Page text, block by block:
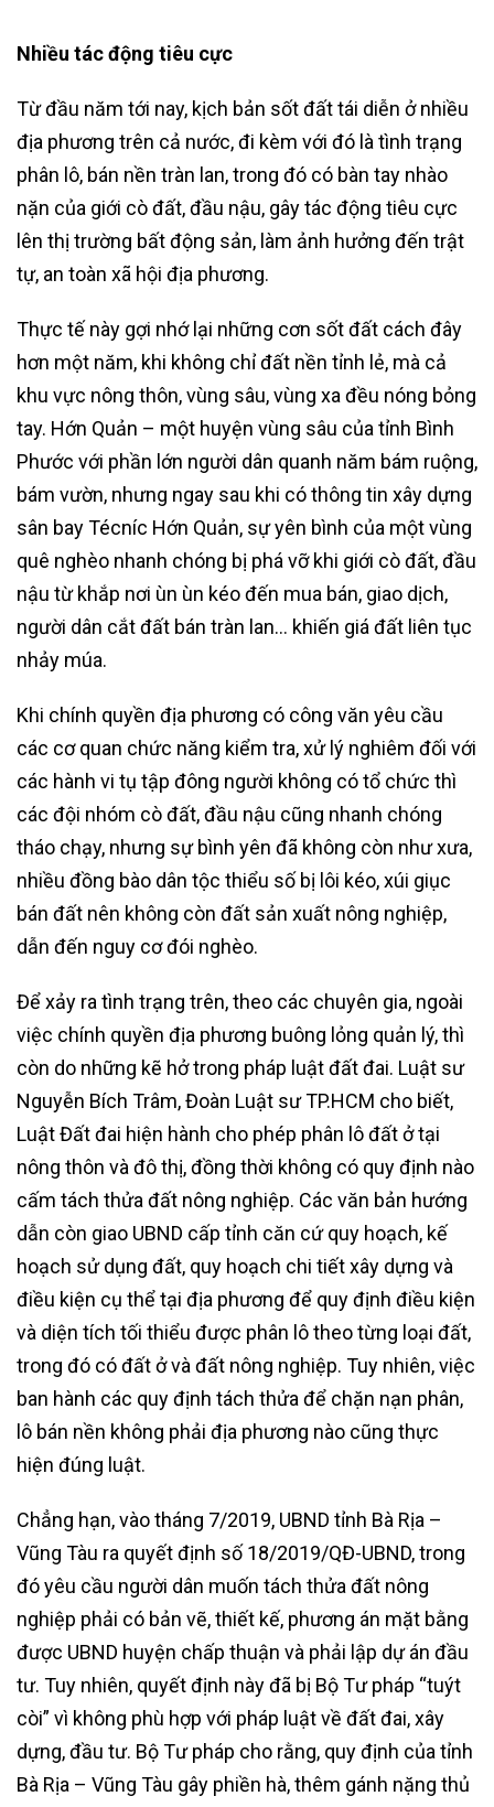
Nhiều tác động tiêu cực
Từ đầu năm tới nay, kịch bản sốt đất tái diễn ở nhiều
địa phương trên cả nước, đi kèm với đó là tình trạng
phân lô, bán nền tràn lan, trong đó có bàn tay nhào
nặn của giới cò đất, đầu nậu, gây tác động tiêu cực
lên thị trường bất động sản, làm ảnh hưởng đến trật
tự, an toàn xã hội địa phương.
Thực tế này gợi nhớ lại những cơn sốt đất cách đây
hơn một năm, khi không chỉ đất nền tỉnh lẻ, mà cả
khu vực nông thôn, vùng sâu, vùng xa đều nóng bỏng
tay. Hớn Quản – một huyện vùng sâu của tỉnh Bình
Phước với phần lớn người dân quanh năm bám ruộng,
bám vườn, nhưng ngay sau khi có thông tin xây dựng
sân bay Técníc Hớn Quản, sự yên bình của một vùng
quê nghèo nhanh chóng bị phá vỡ khi giới cò đất, đầu
nậu từ khắp nơi ùn ùn kéo đến mua bán, giao dịch,
người dân cắt đất bán tràn lan… khiến giá đất liên tục
nhảy múa.
Khi chính quyền địa phương có công văn yêu cầu
các cơ quan chức năng kiểm tra, xử lý nghiêm đối với
các hành vi tụ tập đông người không có tổ chức thì
các đội nhóm cò đất, đầu nậu cũng nhanh chóng
tháo chạy, nhưng sự bình yên đã không còn như xưa,
nhiều đồng bào dân tộc thiểu số bị lôi kéo, xúi giục
bán đất nên không còn đất sản xuất nông nghiệp,
dẫn đến nguy cơ đói nghèo.
Để xảy ra tình trạng trên, theo các chuyên gia, ngoài
việc chính quyền địa phương buông lỏng quản lý, thì
còn do những kẽ hở trong pháp luật đất đai. Luật sư
Nguyễn Bích Trâm, Đoàn Luật sư TP.HCM cho biết,
Luật Đất đai hiện hành cho phép phân lô đất ở tại
nông thôn và đô thị, đồng thời không có quy định nào
cấm tách thửa đất nông nghiệp. Các văn bản hướng
dẫn còn giao UBND cấp tỉnh căn cứ quy hoạch, kế
hoạch sử dụng đất, quy hoạch chi tiết xây dựng và
điều kiện cụ thể tại địa phương để quy định điều kiện
và diện tích tối thiểu được phân lô theo từng loại đất,
trong đó có đất ở và đất nông nghiệp. Tuy nhiên, việc
ban hành các quy định tách thửa để chặn nạn phân,
lô bán nền không phải địa phương nào cũng thực
hiện đúng luật.
Chẳng hạn, vào tháng 7/2019, UBND tỉnh Bà Rịa –
Vũng Tàu ra quyết định số 18/2019/QĐ-UBND, trong
đó yêu cầu người dân muốn tách thửa đất nông
nghiệp phải có bản vẽ, thiết kế, phương án mặt bằng
được UBND huyện chấp thuận và phải lập dự án đầu
tư. Tuy nhiên, quyết định này đã bị Bộ Tư pháp “tuýt
còi” vì không phù hợp với pháp luật về đất đai, xây
dựng, đầu tư. Bộ Tư pháp cho rằng, quy định của tỉnh
Bà Rịa – Vũng Tàu gây phiền hà, thêm gánh nặng thủ